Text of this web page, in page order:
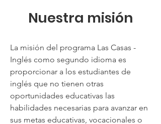
Nuestra misión
La misión del programa Las Casas -
Inglés como segundo idioma es
proporcionar a los estudiantes de
inglés que no tienen otras
oportunidades educativas las
habilidades necesarias para avanzar en
sus metas educativas, vocacionales o